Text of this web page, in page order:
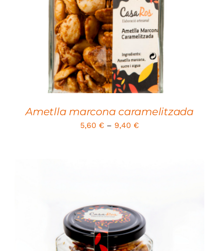
DETAILS
Ametlla marcona caramelitzada
5,60 € – 9,40 €